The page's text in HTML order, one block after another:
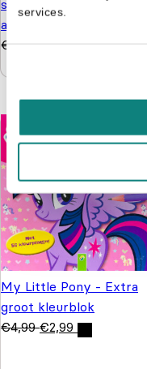
services.
stickers, puzzels,
activiteiten
€4,99
My Little Pony - Extra
groot kleurblok
€4,99 €2,99